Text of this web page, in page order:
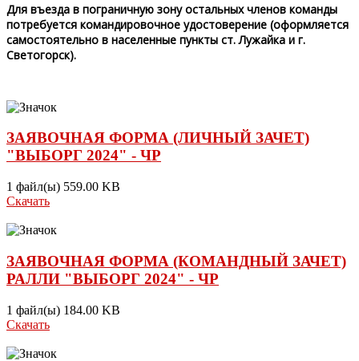
Для въезда в пограничную зону остальных членов команды
потребуется командировочное удостоверение (оформляется
самостоятельно в населенные пункты ст. Лужайка и г.
Светогорск).
ЗАЯВОЧНАЯ ФОРМА (ЛИЧНЫЙ ЗАЧЕТ)
"ВЫБОРГ 2024" - ЧР
1 файл(ы) 559.00 KB
Скачать
ЗАЯВОЧНАЯ ФОРМА (КОМАНДНЫЙ ЗАЧЕТ)
РАЛЛИ "ВЫБОРГ 2024" - ЧР
1 файл(ы) 184.00 KB
Скачать